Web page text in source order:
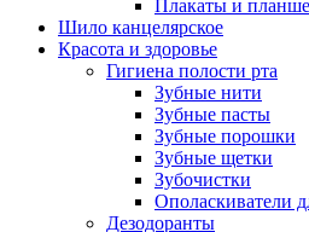
Плакаты и
Шило канцелярское
Красота и здоровье
Гигиена полости рта
Зубные нити
Зубные пасты
Зубные порошки
Зубные щетки
Зубочистки
Ополаскиватели
Дезодоранты